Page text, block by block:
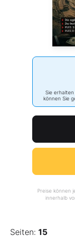
Sie
können Sie
Preise können
innerhalb
Seiten: 15